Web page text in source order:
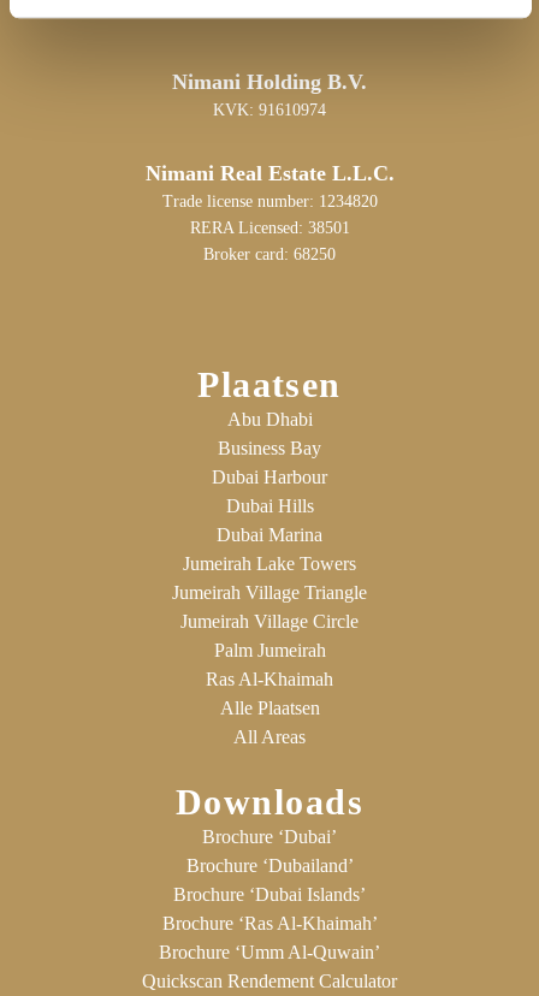
Nimani Holding B.V.
KVK: 91610974
Nimani Real Estate L.L.C.
Trade license number: 1234820
RERA Licensed: 38501
Broker card: 68250
Plaatsen
Abu Dhabi
Business Bay
Dubai Harbour
Dubai Hills
Dubai Marina
Jumeirah Lake Towers
Jumeirah Village Triangle
Jumeirah Village Circle
Palm Jumeirah
Ras Al-Khaimah
Alle Plaatsen
All Areas
Downloads
Brochure ‘Dubai’
Brochure ‘Dubailand’
Brochure ‘Dubai Islands’
Brochure ‘Ras Al-Khaimah’
Brochure ‘Umm Al-Quwain’
Quickscan Rendement Calculator